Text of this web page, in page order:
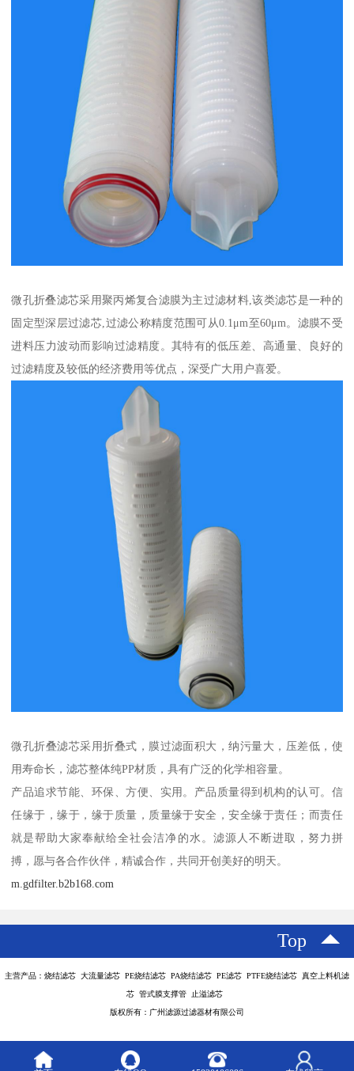
微孔折叠滤芯采用聚丙烯复合滤膜为主过滤材料,该类滤芯是一种的
固定型深层过滤芯,过滤公称精度范围可从0.1μm至60μm。滤膜不受
进料压力波动而影响过滤精度。其特有的低压差、高通量、良好的
过滤精度及较低的经济费用等优点，深受广大用户喜爱。
微孔折叠滤芯采用折叠式，膜过滤面积大，纳污量大，压差低，使
用寿命长，滤芯整体纯PP材质，具有广泛的化学相容量。
产品追求节能、环保、方便、实用。产品质量得到机构的认可。信
任缘于，缘于，缘于质量，质量缘于安全，安全缘于责任；而责任
就是帮助大家奉献给全社会洁净的水。滤源人不断进取，努力拼
搏，愿与各合作伙伴，精诚合作，共同开创美好的明天。
m.gdfilter.b2b168.com
Top
主营产品：烧结滤芯 大流量滤芯 PE烧结滤芯 PA烧结滤芯 PE滤芯 PTFE烧结滤芯 真空上料机滤
芯 管式膜支撑管 止溢滤芯
版权所有：广州滤源过滤器材有限公司